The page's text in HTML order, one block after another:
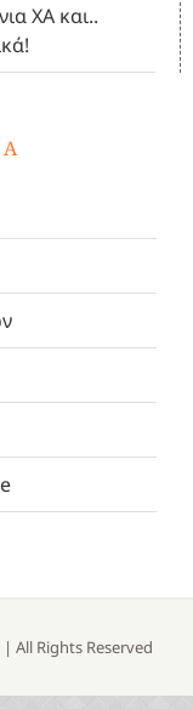
ΧΑ και..
| All Rights Reserved